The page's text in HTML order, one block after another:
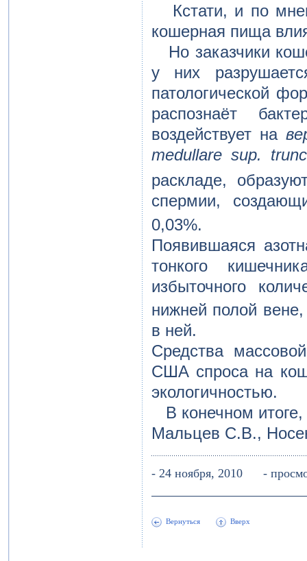
Кстати, и по
кошерная пища
Но заказчики
у них
патологической
распознаёт
воздействует на
medullare sup.
раскладе,
спермии,
0,03%.
Появившаяся
тонкого
избыточного
нижней полой вене,
в ней.
Средства
США спроса на
экологичностью.
В конечном итоге,
Мальцев С.В.,
- 24 ноября, 2010 -
Вернуться Вверх